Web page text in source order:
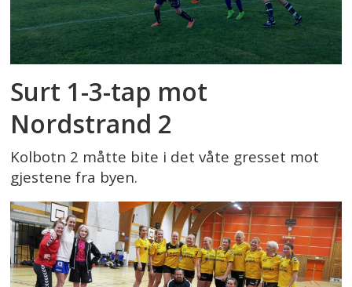
Surt 1-3-tap mot
Nordstrand 2
Kolbotn 2 måtte bite i det våte gresset mot
gjestene fra byen.